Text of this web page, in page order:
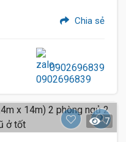
Chia sẻ
0902696839
7